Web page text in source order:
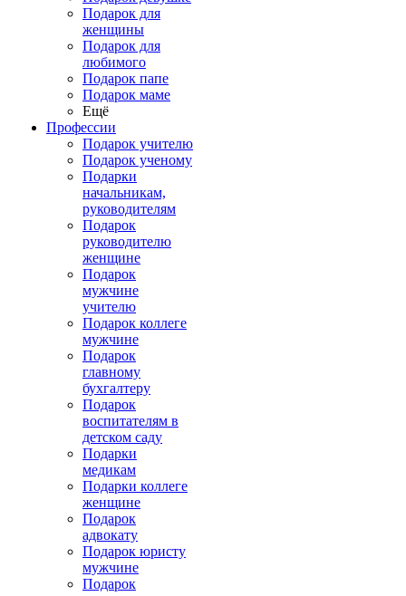
Подарок для
женщины
Подарок для
любимого
Подарок папе
Подарок маме
Ещё
Профессии
Подарок учителю
Подарок ученому
Подарки
начальникам,
руководителям
Подарок
руководителю
женщине
Подарок
мужчине
учителю
Подарок коллеге
мужчине
Подарок
главному
бухгалтеру
Подарок
воспитателям в
детском саду
Подарки
медикам
Подарки коллеге
женщине
Подарок
адвокату
Подарок юристу
мужчине
Подарок